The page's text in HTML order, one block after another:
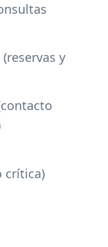
y
crítica)